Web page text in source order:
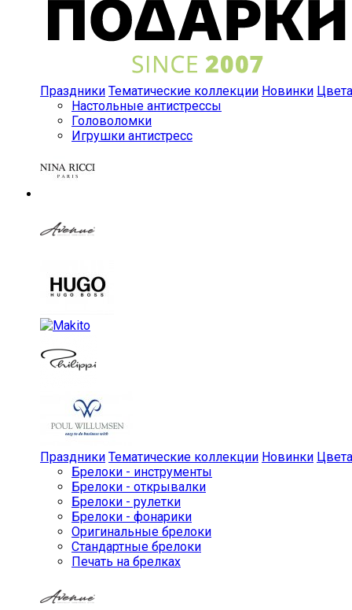
Праздники Тематические коллекции Новинки Цвета
Настольные антистрессы
Головоломки
Игрушки антистресс
Праздники Тематические коллекции Новинки Цвета
Брелоки - инструменты
Брелоки - открывалки
Брелоки - рулетки
Брелоки - фонарики
Оригинальные брелоки
Стандартные брелоки
Печать на брелках